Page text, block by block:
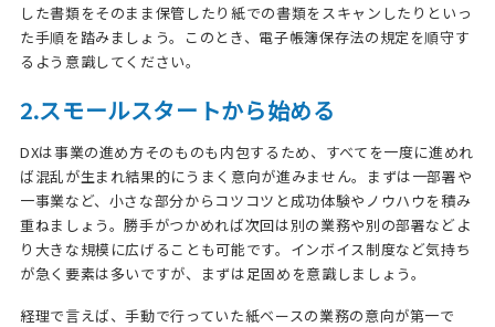
した書類をそのまま保管したり紙での書類をスキャンしたりといっ
た手順を踏みましょう。このとき、電子帳簿保存法の規定を順守す
るよう意識してください。
2.スモールスタートから始める
DXは事業の進め方そのものも内包するため、すべてを一度に進めれ
ば混乱が生まれ結果的にうまく意向が進みません。まずは一部署や
一事業など、小さな部分からコツコツと成功体験やノウハウを積み
重ねましょう。勝手がつかめれば次回は別の業務や別の部署などよ
り大きな規模に広げることも可能です。インボイス制度など気持ち
が急く要素は多いですが、まずは足固めを意識しましょう。
経理で言えば、手動で行っていた紙ベースの業務の意向が第一で